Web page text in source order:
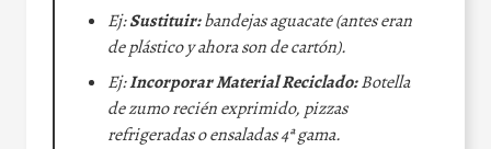
Ej:Sustituir:bandejas aguacate (antes eran
de plástico y ahora son de cartón).
Ej:Incorporar Material Reciclado:Botella
de zumo recién exprimido, pizzas
refrigeradas o ensaladas 4ª gama.